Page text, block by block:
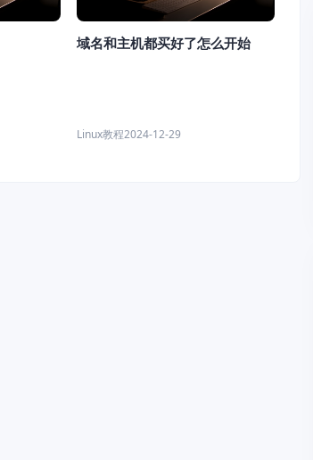
域名和主机都买好了怎么开始
Linux教程2024-12-29